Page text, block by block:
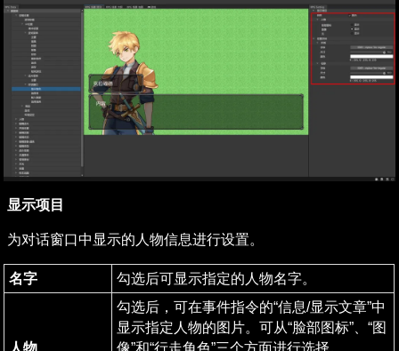
显示项目
为对话窗口中显示的人物信息进行设置。
名字 勾选后可显示指定的人物名字。
人物
勾选后，可在事件指令的“信息/显示文章”中
显示指定人物的图片。可从“脸部图标”、“图
像”和“行走角色”三个方面进行选择。